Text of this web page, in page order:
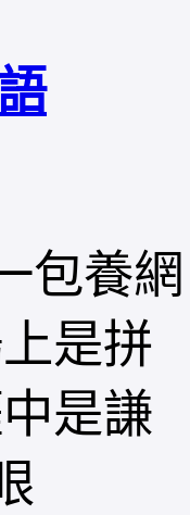
包養網
是拼
是謙